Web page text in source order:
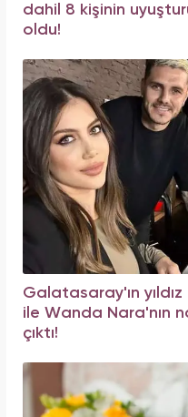
dahil 8 kişinin
oldu!
Galatasaray'ın
ile Wanda Nara'nın
çıktı!